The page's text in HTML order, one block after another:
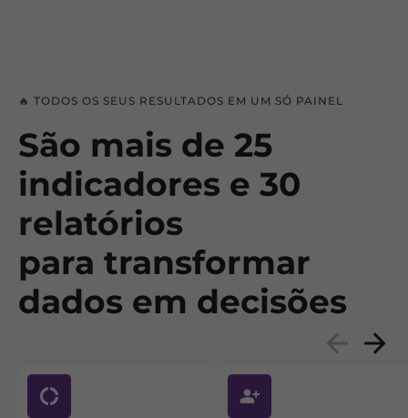
🔥 TODOS OS SEUS RESULTADOS EM UM SÓ PAINEL
São mais de 25
indicadores e 30
relatórios
para transformar
dados em decisões